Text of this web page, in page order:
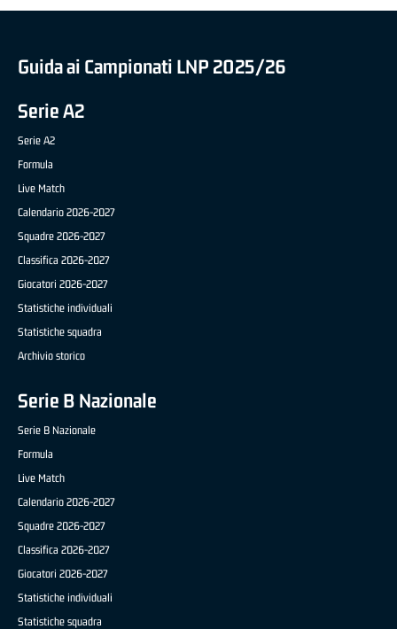
Guida ai Campionati LNP 2025/26
Serie A2
Serie A2
Formula
Live Match
Calendario 2026-2027
Squadre 2026-2027
Classifica 2026-2027
Giocatori 2026-2027
Statistiche individuali
Statistiche squadra
Archivio storico
Serie B Nazionale
Serie B Nazionale
Formula
Live Match
Calendario 2026-2027
Squadre 2026-2027
Classifica 2026-2027
Giocatori 2026-2027
Statistiche individuali
Statistiche squadra